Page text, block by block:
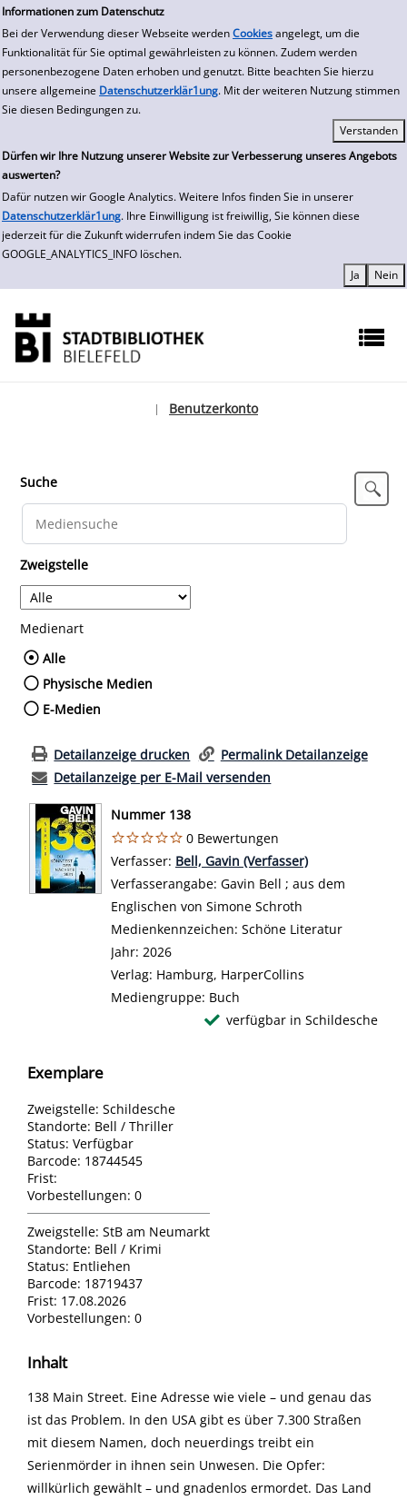
Informationen zum Datenschutz
Bei der Verwendung dieser Webseite werden Cookies angelegt, um die
Funktionalität für Sie optimal gewährleisten zu können. Zudem werden
personenbezogene Daten erhoben und genutzt. Bitte beachten Sie hierzu
unsere allgemeine Datenschutzerklär1ung. Mit der weiteren Nutzung stimmen
Sie diesen Bedingungen zu.
Dürfen wir Ihre Nutzung unserer Website zur Verbesserung unseres Angebots
auswerten?
Dafür nutzen wir Google Analytics. Weitere Infos finden Sie in unserer
Datenschutzerklär1ung. Ihre Einwilligung ist freiwillig, Sie können diese
jederzeit für die Zukunft widerrufen indem Sie das Cookie
GOOGLE_ANALYTICS_INFO löschen.
zur Navigation springen
zum Inhalt springen
Zur Detailanzeige springen
Benutzerkonto
Suche
Zweigstelle
Medienart
Wählen Sie die Medienart nach der Sie
Alle
Physische Medien
E-Medien
Detailanzeige drucken
Permalink Detailanzeige
Detailanzeige per E-Mail versenden
Nummer 138
0 Bewertungen
Verfasser: Suche nach diesem Verfasser
Bell, Gavin (Verfasser)
Verfasserangabe: Gavin Bell ; aus dem
Englischen von Simone Schroth
Medienkennzeichen: Schöne Literatur
Jahr: 2026
Verlag: Hamburg, HarperCollins
Mediengruppe: Buch
verfügbar in Schildesche
Exemplare
Zweigstelle: Schildesche
Standorte: Bell / Thriller
Status: Verfügbar
Barcode: 18744545
Frist:
Vorbestellungen: 0
Zweigstelle: StB am Neumarkt
Standorte: Bell / Krimi
Status: Entliehen
Barcode: 18719437
Frist: 17.08.2026
Vorbestellungen: 0
Inhalt
138 Main Street. Eine Adresse wie viele – und genau das
ist das Problem. In den USA gibt es über 7.300 Straßen
mit diesem Namen, doch neuerdings treibt ein
Serienmörder in ihnen sein Unwesen. Die Opfer:
willkürlich gewählt – und gnadenlos ermordet. Das Land